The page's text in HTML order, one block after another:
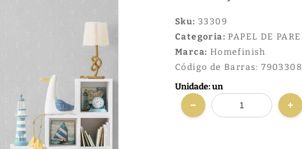
Sku: 33309
Categoria: PAPEL DE
Marca: Homefinish
Código de Barras:
Unidade: un